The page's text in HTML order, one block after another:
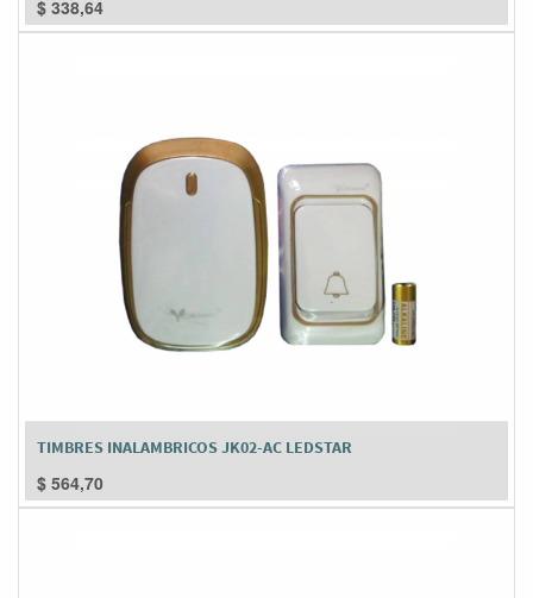
$ 338,64
TIMBRES INALAMBRICOS JK02-AC LEDSTAR
$ 564,70